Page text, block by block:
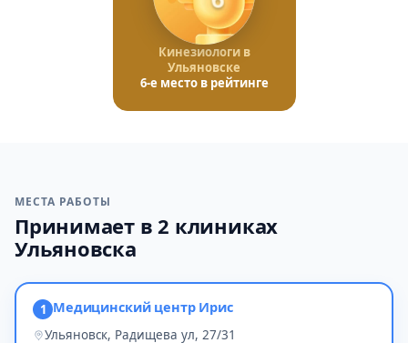
Кинезиологи в
Ульяновске
6-е место в рейтинге
МЕСТА РАБОТЫ
Принимает в 2 клиниках
Ульяновска
1 Медицинский центр Ирис
Ульяновск, Радищева ул, 27/31